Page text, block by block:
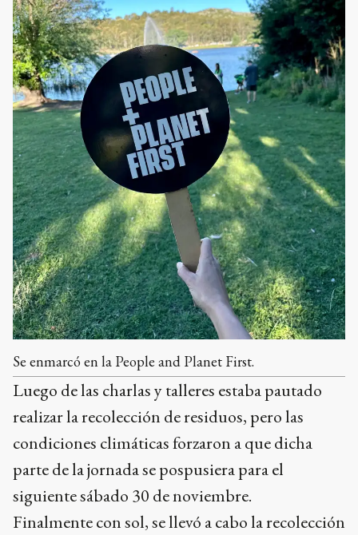
Se enmarcó en la People and Planet First.
Luego de las charlas y talleres estaba pautado
realizar la recolección de residuos, pero las
condiciones climáticas forzaron a que dicha
parte de la jornada se pospusiera para el
siguiente sábado 30 de noviembre.
Finalmente con sol, se llevó a cabo la recolección